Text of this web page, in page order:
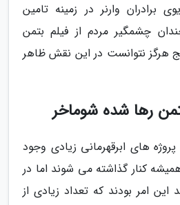
برادران وارنر در زمینه تامین
چشمگیر مردم از فیلم بتمن
هرگز نتوانست در این نقش ظاهر
رها شده شوماخر
های ابرقهرمانی زیادی وجود
کنار گذاشته می شوند اما در
این امر بودند که تعداد زیادی از